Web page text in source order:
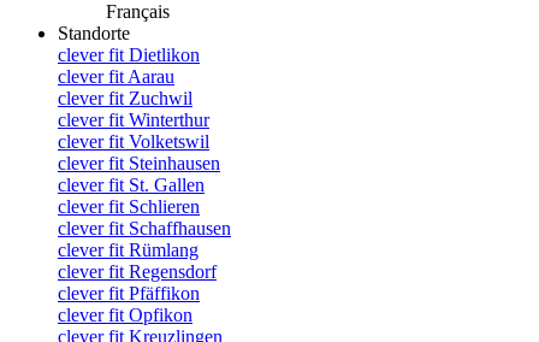
Français
Standorte
clever fit Dietlikon
clever fit Aarau
clever fit Zuchwil
clever fit Winterthur
clever fit Volketswil
clever fit Steinhausen
clever fit St. Gallen
clever fit Schlieren
clever fit Schaffhausen
clever fit Rümlang
clever fit Regensdorf
clever fit Pfäffikon
clever fit Opfikon
clever fit Kreuzlingen